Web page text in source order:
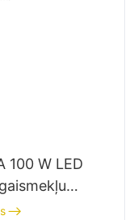
100 W LED
iekštelpām,